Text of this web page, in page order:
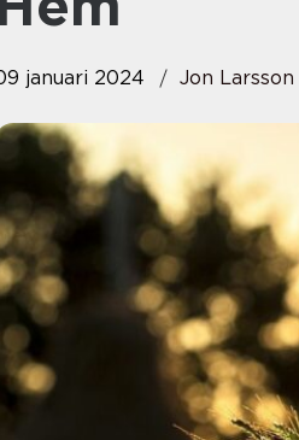
januari 2024 Jon Larsson